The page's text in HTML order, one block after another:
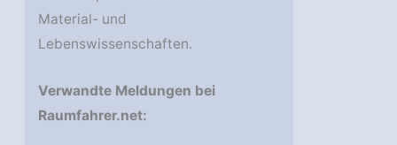
Material- und
Lebenswissenschaften.
Verwandte Meldungen bei
Raumfahrer.net: